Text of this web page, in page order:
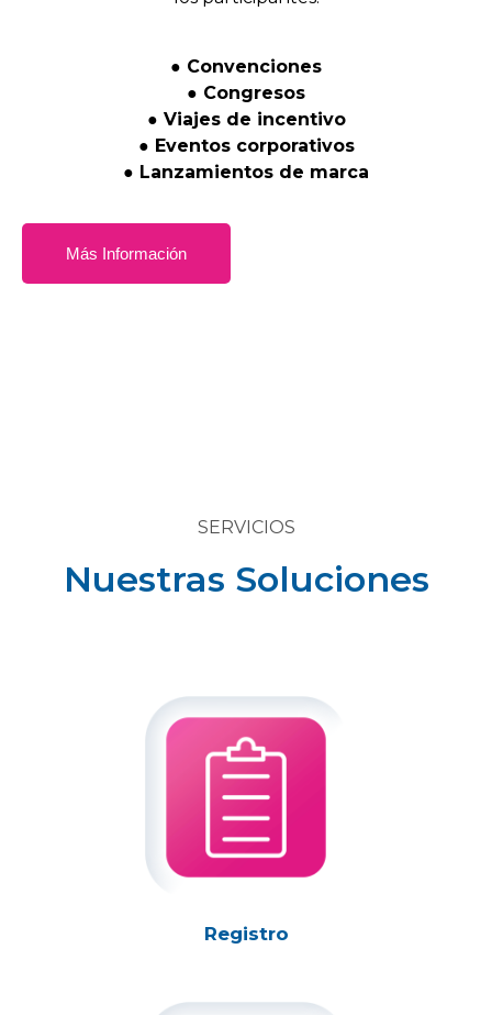
● Convenciones
● Congresos
● Viajes de incentivo
● Eventos corporativos
● Lanzamientos de marca
Más Información
SERVICIOS
Nuestras Soluciones
Registro